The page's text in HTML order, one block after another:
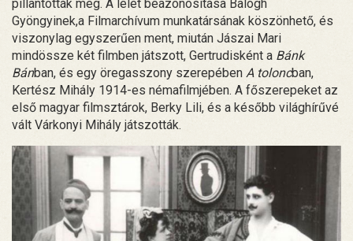
pillantották meg. A lelet beazonosítása Balogh
Gyöngyinek,a Filmarchívum munkatársának köszönhető, és
viszonylag egyszerűen ment, miután Jászai Mari
mindössze két filmben játszott, Gertrudisként a Bánk
Bánban, és egy öregasszony szerepében A toloncban,
Kertész Mihály 1914-es némafilmjében. A főszerepeket az
első magyar filmsztárok, Berky Lili, és a később világhírűvé
vált Várkonyi Mihály játszották.